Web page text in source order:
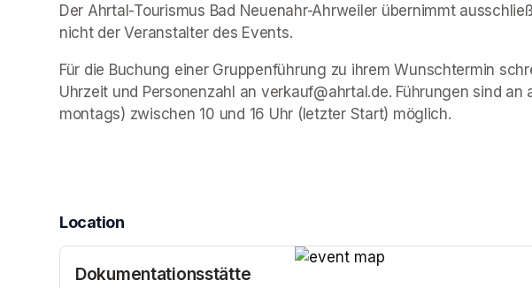
Der Ahrtal-Tourismus Bad Neuenahr-Ahrweiler übernimmt
nicht der Veranstalter des Events.
Für die Buchung einer Gruppenführung zu ihrem Wunschtermin
Uhrzeit und Personenzahl an verkauf@ahrtal.de. Führungen sind
montags) zwischen 10 und 16 Uhr (letzter Start) möglich.
Location
Dokumentationsstätte